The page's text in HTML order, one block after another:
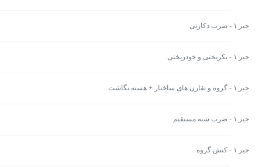
جبر ۱ - ضرب دکارتی
جبر ۱ - یکریختی و خودریختی
جبر ۱ - گروه و تقارن های ساختار + هسته نگاشت
جبر ۱ - ضرب شبه مستقیم
جبر ۱ - کنش گروه